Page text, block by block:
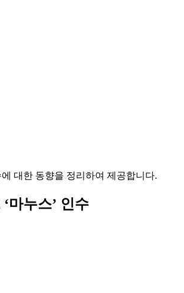
대한 동향을 정리하여 제공합니다.
마누스’ 인수